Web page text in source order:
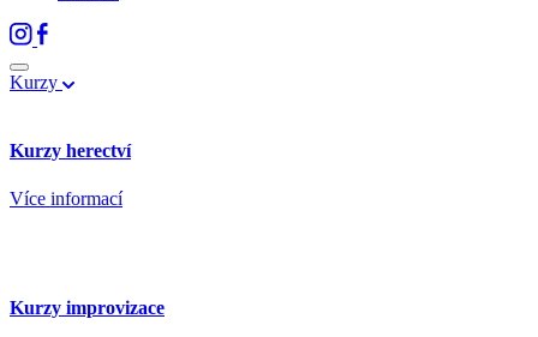
Kurzy
Kurzy herectví
Více informací
Kurzy improvizace